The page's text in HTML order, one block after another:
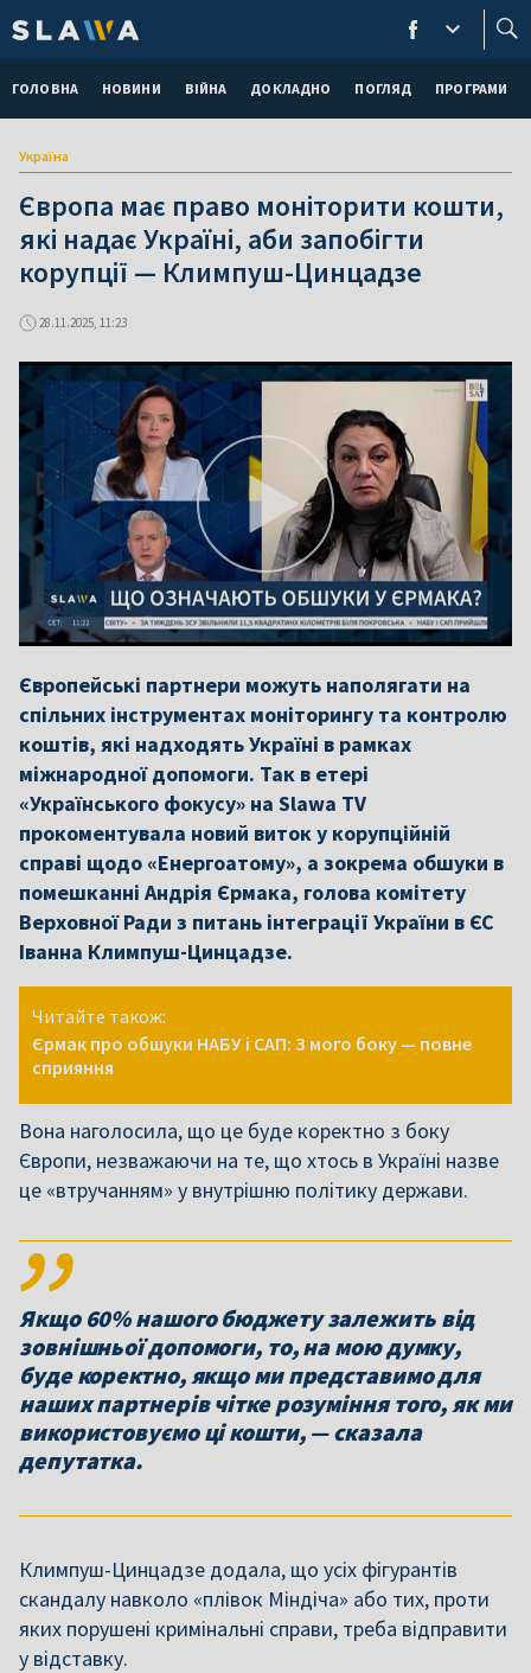
ГОЛОВНА НОВИНИ ВІЙНА ДОКЛАДНО ПОГЛЯД ПРОГРАМИ
Україна
Європа має право моніторити кошти,
які надає Україні, аби запобігти
корупції — Климпуш-Цинцадзе
28.11.2025, 11:23
Європейські партнери можуть наполягати на
спільних інструментах моніторингу та контролю
коштів, які надходять Україні в рамках
міжнародної допомоги. Так в етері
«Українського фокусу» на Slawa TV
прокоментувала новий виток у корупційній
справі щодо «Енергоатому», а зокрема обшуки в
помешканні Андрія Єрмака, голова комітету
Верховної Ради з питань інтеграції України в ЄС
Іванна Климпуш-Цинцадзе.
Читайте також:
Єрмак про обшуки НАБУ і САП: З мого боку — повне
сприяння
Вона наголосила, що це буде коректно з боку
Європи, незважаючи на те, що хтось в Україні назве
це «втручанням» у внутрішню політику держави.
Якщо 60% нашого бюджету залежить від
зовнішньої допомоги, то, на мою думку,
буде коректно, якщо ми представимо для
наших партнерів чітке розуміння того, як ми
використовуємо ці кошти, — сказала
депутатка.
Климпуш-Цинцадзе додала, що усіх фігурантів
скандалу навколо «плівок Міндіча» або тих, проти
яких порушені кримінальні справи, треба відправити
у відставку.